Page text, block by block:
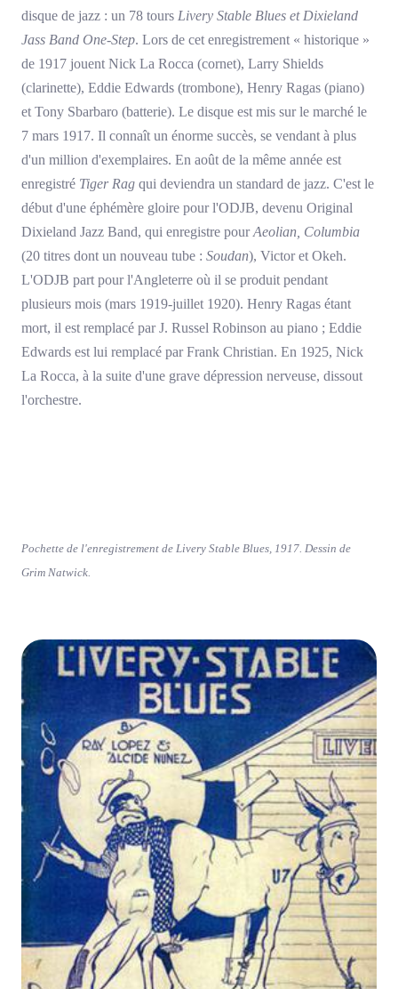
disque de jazz : un 78 tours Livery Stable Blues et Dixieland
Jass Band One-Step. Lors de cet enregistrement « historique »
de 1917 jouent Nick La Rocca (cornet), Larry Shields
(clarinette), Eddie Edwards (trombone), Henry Ragas (piano)
et Tony Sbarbaro (batterie). Le disque est mis sur le marché le
7 mars 1917. Il connaît un énorme succès, se vendant à plus
d'un million d'exemplaires. En août de la même année est
enregistré Tiger Rag qui deviendra un standard de jazz. C'est le
début d'une éphémère gloire pour l'ODJB, devenu Original
Dixieland Jazz Band, qui enregistre pourAeolian, Columbia
(20 titres dont un nouveau tube : Soudan), Victor et Okeh.
L'ODJB part pour l'Angleterre où il se produit pendant
plusieurs mois (mars 1919-juillet 1920). Henry Ragas étant
mort, il est remplacé par J. Russel Robinson au piano ; Eddie
Edwards est lui remplacé par Frank Christian. En 1925, Nick
La Rocca, à la suite d'une grave dépression nerveuse, dissout
l'orchestre.
Pochette de l'enregistrement de Livery Stable Blues, 1917. Dessin de
Grim Natwick.